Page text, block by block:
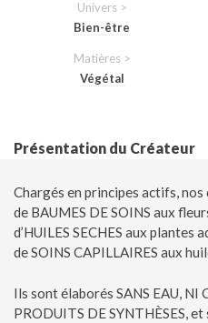
Univers >
Bien-être
Matières >
Végétal
Présentation du Créateur
Chargés en principes actifs,
de BAUMES DE SOINS aux
d’HUILES SECHES aux plantes
de SOINS CAPILLAIRES aux
Ils sont élaborés SANS EAU, NI
PRODUITS DE SYNTHÈSES,